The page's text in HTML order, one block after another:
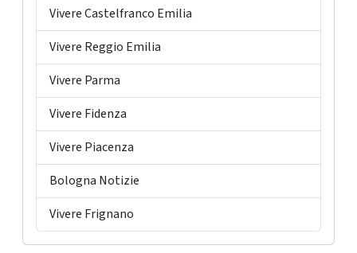
Vivere Castelfranco Emilia
Vivere Reggio Emilia
Vivere Parma
Vivere Fidenza
Vivere Piacenza
Bologna Notizie
Vivere Frignano